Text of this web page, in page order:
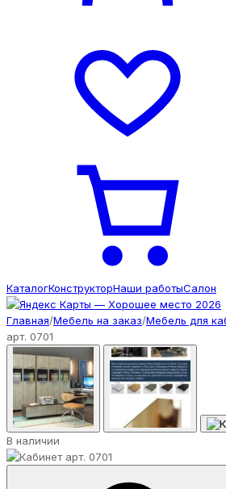
КаталогКонструкторНаши работыСалон
Главная/Мебель на заказ/Мебель для
арт. 0701
В наличии